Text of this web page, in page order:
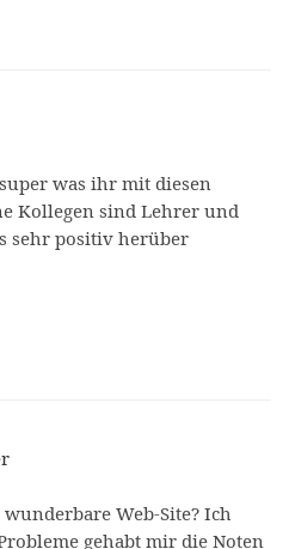
was ihr mit diesen
Kollegen sind Lehrer und
sehr positiv herüber
Web-Site? Ich
gehabt mir die Noten